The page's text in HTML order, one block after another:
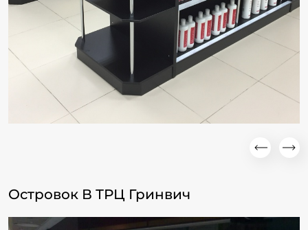
Островок В ТРЦ Гринвич